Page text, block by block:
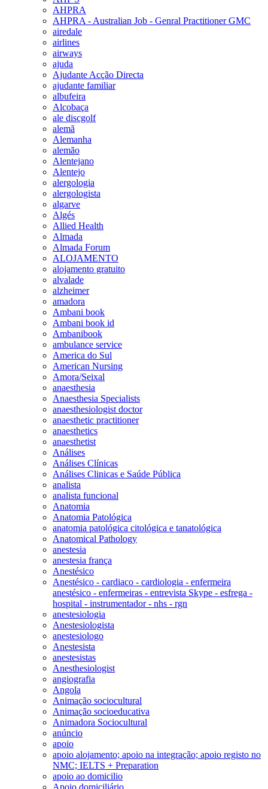
AHPRA
AHPRA - Australian Job - Genral Practitioner GMC
airedale
airlines
airways
ajuda
Ajudante Acção Directa
ajudante familiar
albufeira
Alcobaça
ale discgolf
alemã
Alemanha
alemão
Alentejano
Alentejo
alergologia
alergologista
algarve
Algés
Allied Health
Almada
Almada Forum
ALOJAMENTO
alojamento gratuito
alvalade
alzheimer
amadora
Ambani book
Ambani book id
Ambanibook
ambulance service
America do Sul
American Nursing
Amora/Seixal
anaesthesia
Anaesthesia Specialists
anaesthesiologist doctor
anaesthetic practitioner
anaesthetics
anaesthetist
Análises
Análises Clínicas
Análises Clinicas e Saúde Pública
analista
analista funcional
Anatomia
Anatomia Patológica
anatomia patológica citológica e tanatológica
Anatomical Pathology
anestesia
anestesia frança
Anestésico
Anestésico - cardiaco - cardiologia - enfermeira
anestésico - enfermeiras - entrevista Skype - esfrega -
hospital - instrumentador - nhs - rgn
anestesiologia
Anestesiologista
anestesiologo
Anestesista
anestesistas
Anesthesiologist
angiografia
Angola
Animação sociocultural
Animação socioeducativa
Animadora Sociocultural
anúncio
apoio
apoio alojamento; apoio na integração; apoio registo no
NMC; IELTS + Preparation
apoio ao domicilio
Apoio domiciliário